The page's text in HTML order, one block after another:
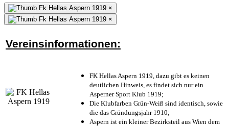
×
×
Vereinsinformationen:
FK Hellas Aspern 1919, dazu gibt es keinen
deutlichen Hinweis, es findet sich nur ein
Asperner Sport Klub 1919;
Die Klubfarben Grün-Weiß sind identisch, sowie
die das Gründungsjahr 1910;
Aspern ist ein kleiner Bezirksteil aus Wien dem